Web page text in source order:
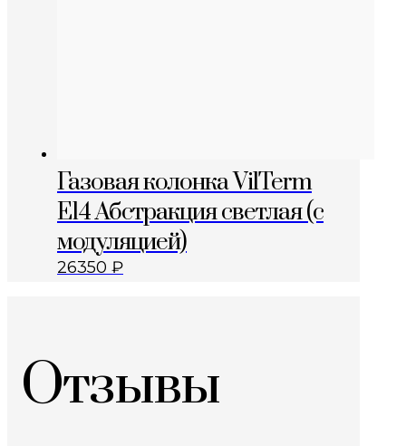
Газовая колонка VilTerm
E14 Абстракция светлая (с
модуляцией)
26350 ₽
Отзывы